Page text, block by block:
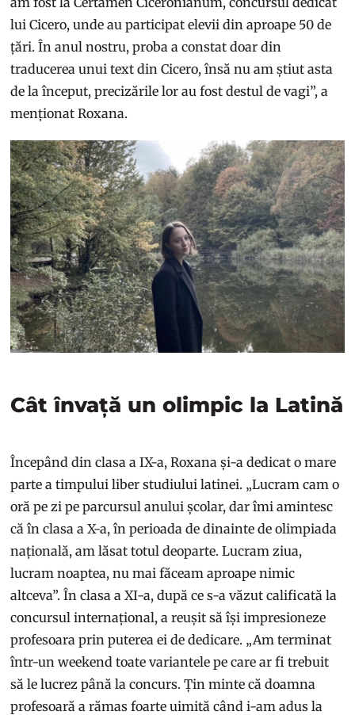
lui Cicero, unde au participat elevii din aproape 50 de
țări. În anul nostru, proba a constat doar din
traducerea unui text din Cicero, însă nu am știut asta
de la început, precizările lor au fost destul de vagi”, a
menționat Roxana.
Cât învață un olimpic la Latină
Începând din clasa a IX-a, Roxana și-a dedicat o mare
parte a timpului liber studiului latinei. „Lucram cam o
oră pe zi pe parcursul anului școlar, dar îmi amintesc
că în clasa a X-a, în perioada de dinainte de olimpiada
națională, am lăsat totul deoparte. Lucram ziua,
lucram noaptea, nu mai făceam aproape nimic
altceva”. În clasa a XI-a, după ce s-a văzut calificată la
concursul internațional, a reușit să își impresioneze
profesoara prin puterea ei de dedicare. „Am terminat
într-un weekend toate variantele pe care ar fi trebuit
să le lucrez până la concurs. Țin minte că doamna
profesoară a rămas foarte uimită când i-am adus la